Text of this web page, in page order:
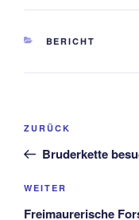
BERICHT
ZURÜCK
Bruderkette
WEITER
Freimaurerische